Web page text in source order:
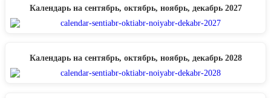
Календарь на сентябрь, октябрь, ноябрь, декабрь 2027
Календарь на сентябрь, октябрь, ноябрь, декабрь 2028